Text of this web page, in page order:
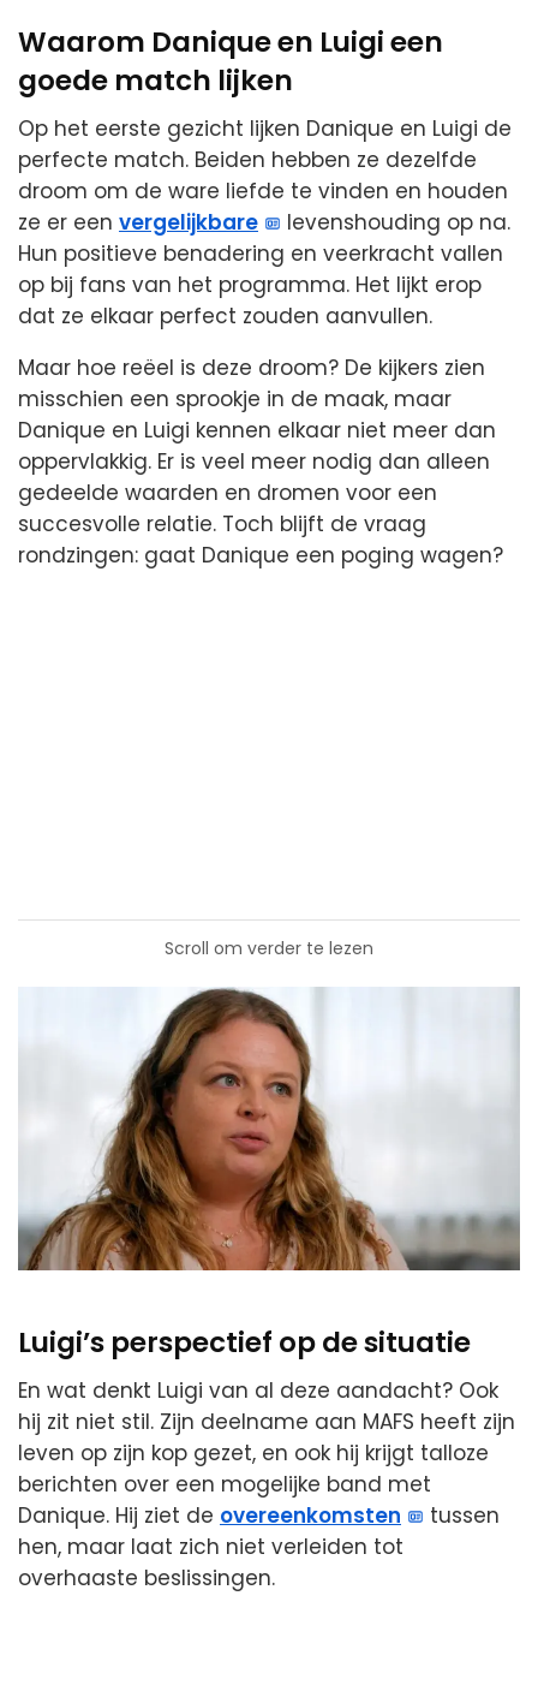
Waarom Danique en Luigi een
goede match lijken
Op het eerste gezicht lijken Danique en Luigi de
perfecte match. Beiden hebben ze dezelfde
droom om de ware liefde te vinden en houden
ze er een vergelijkbare
levenshouding op na.
Hun positieve benadering en veerkracht vallen
op bij fans van het programma. Het lijkt erop
dat ze elkaar perfect zouden aanvullen.
Maar hoe reëel is deze droom? De kijkers zien
misschien een sprookje in de maak, maar
Danique en Luigi kennen elkaar niet meer dan
oppervlakkig. Er is veel meer nodig dan alleen
gedeelde waarden en dromen voor een
succesvolle relatie. Toch blijft de vraag
rondzingen: gaat Danique een poging wagen?
Scroll om verder te lezen
Luigi’s perspectief op de situatie
En wat denkt Luigi van al deze aandacht? Ook
hij zit niet stil. Zijn deelname aan MAFS heeft zijn
leven op zijn kop gezet, en ook hij krijgt talloze
berichten over een mogelijke band met
Danique. Hij ziet de overeenkomsten
tussen
hen, maar laat zich niet verleiden tot
overhaaste beslissingen.